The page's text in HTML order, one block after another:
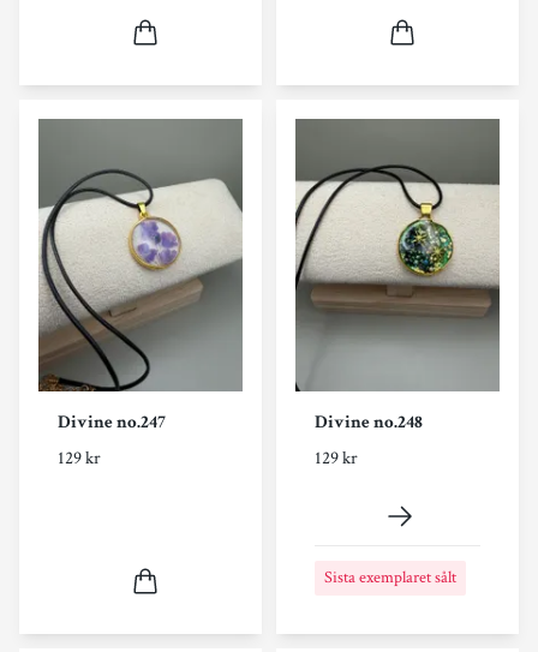
Divine no.247
129 kr
Divine no.248
129 kr
Sista exemplaret sålt